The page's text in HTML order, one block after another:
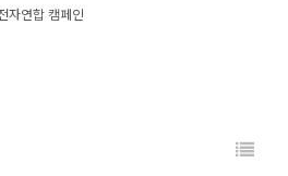
자연합 캠페인